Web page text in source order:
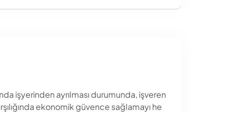
işyerinden ayrılması durumunda, işveren
ekonomik güvence sağlamayı he